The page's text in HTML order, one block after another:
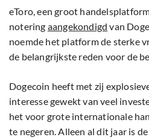
eToro, een groot
notering aangekondigd van
noemde het platform de sterke
de belangrijkste reden voor de
Dogecoin heeft met zij
interesse gewekt van veel
het voor grote internationale
te negeren. Alleen al dit jaar is